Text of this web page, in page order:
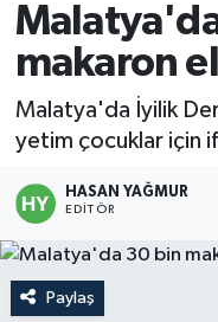
makaron
Malatya'da İyilik
yetim çocuklar için
HASAN YAĞMUR
EDITÖR
Paylaş
Ekonomi
Gündem
Magazin
Malatya Trafik
TFF 3.Lig
Haber Arşivi